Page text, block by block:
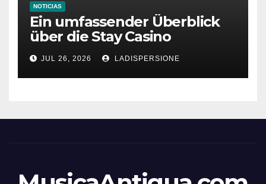
NOTICIAS
Ein umfassender Überblick
über die Stay Casino
Bonusbedingungen
JUL 26, 2026 LADISPERSIONE